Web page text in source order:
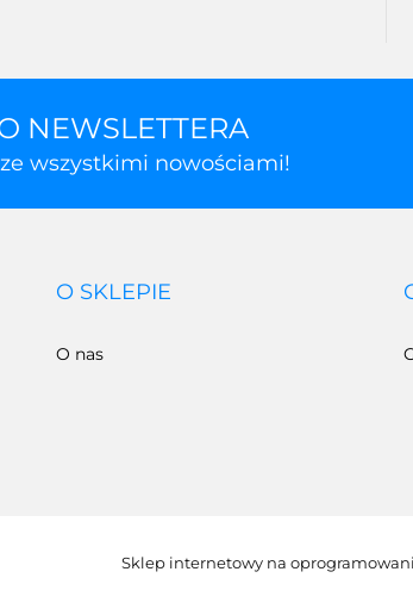
NEWSLETTERA
wszystkimi nowościami!
O SKLEPIE
O nas
Sklep internetowy na